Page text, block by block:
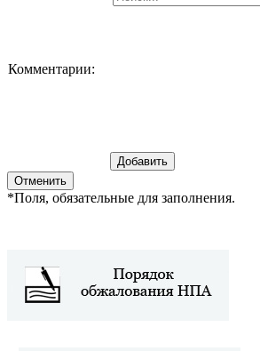
Комментарии:
*Поля, обязательные для заполнения.